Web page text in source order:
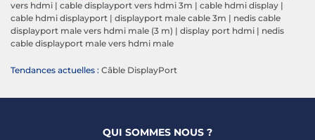
vers hdmi | cable displayport vers hdmi 3m | cable hdmi display |
cable hdmi displayport | displayport male cable 3m | nedis cable
displayport male vers hdmi male (3 m) | display port hdmi | nedis
cable displayport male vers hdmi male
Tendances actuelles : Câble DisplayPort
QUI SOMMES NOUS ?